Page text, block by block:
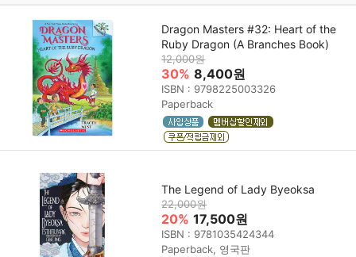
Dragon Masters #32: Heart of the
Ruby Dragon (A Branches Book)
12,000원
30% 8,400원
ISBN : 9798225003326
Paperback
The Legend of Lady Byeoksa
22,000원
20% 17,500원
ISBN : 9781035424344
Paperback, 영국판